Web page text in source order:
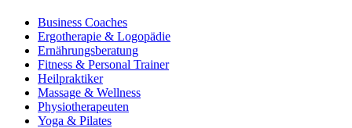
Business Coaches
Ergotherapie & Logopädie
Ernährungsberatung
Fitness & Personal Trainer
Heilpraktiker
Massage & Wellness
Physiotherapeuten
Yoga & Pilates